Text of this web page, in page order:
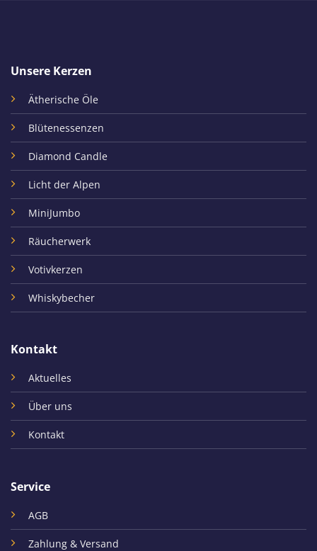
Unsere Kerzen
Ätherische Öle
Blütenessenzen
Diamond Candle
Licht der Alpen
MiniJumbo
Räucherwerk
Votivkerzen
Whiskybecher
Kontakt
Aktuelles
Über uns
Kontakt
Service
AGB
Zahlung & Versand